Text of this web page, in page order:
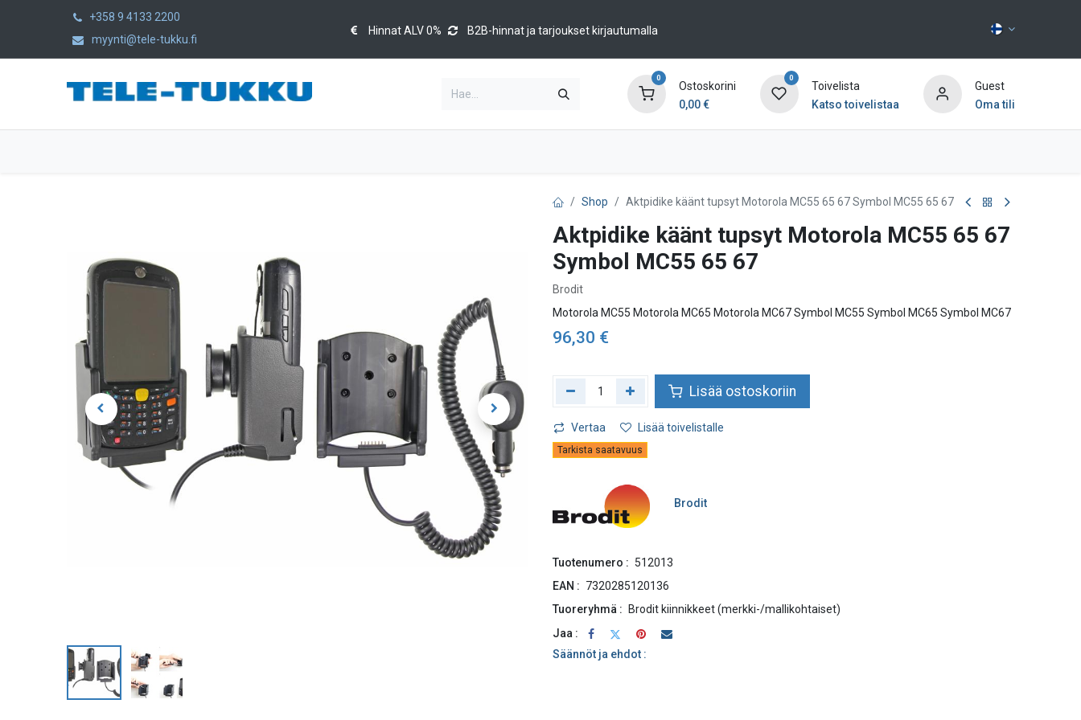
+358 9 4133 2200
myynti@tele-tukku.fi
Hinnat ALV 0% B2B-hinnat ja tarjoukset kirjautumalla
0
Ostoskorini
0,00€
0
Toivelista
Katso toivelistaa
Guest
Oma tili
Shop Aktpidike käänt tupsyt Motorola MC55 65 67 Symbol MC55 65 67
Aktpidike käänt tupsyt Motorola MC55 65 67
Symbol MC55 65 67
Brodit
Motorola MC55 Motorola MC65 Motorola MC67 Symbol MC55 Symbol MC65 Symbol MC67
96,30 €
Lisää ostoskoriin
Vertaa Lisää toivelistalle
Tarkista saatavuus
Brodit
Tuotenumero : 512013
EAN : 7320285120136
Tuoreryhmä :
Brodit kiinnikkeet (merkki-/mallikohtaiset)
Jaa :
Säännöt ja ehdot :